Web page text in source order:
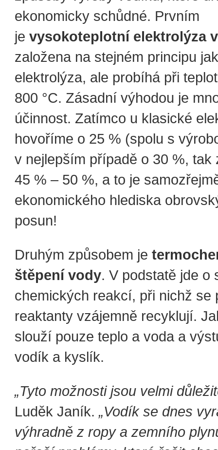
ekonomicky schůdné. Prvním
je vysokoteplotní elektrolýza
založena na stejném principu
elektrolýza, ale probíhá při
800 °C. Zásadní výhodou je
účinnost. Zatímco u klasické
hovoříme o 25 % (spolu s
v nejlepším případě o 30 %, tak
45 % – 50 %, a to je
ekonomického hlediska
posun!
Druhým způsobem je
štěpení vody. V podstatě jde o
chemických reakcí, při nichž se
reaktanty vzájemně recyklují.
slouží pouze teplo a voda a
vodík a kyslík.
„Tyto možnosti jsou velmi
Luděk Janík. „Vodík se dnes
výhradně z ropy a zemního